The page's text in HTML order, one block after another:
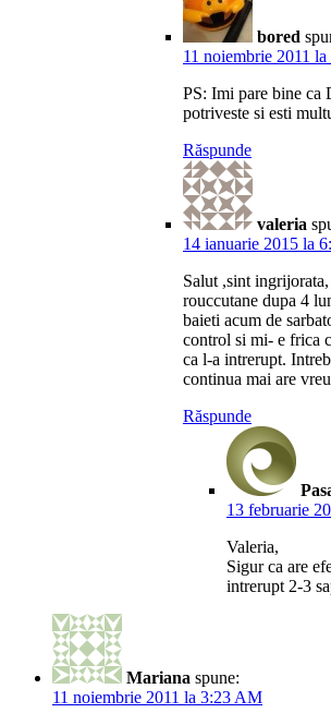
bored
11 noiembrie 2011
PS: Imi pare bine ca
potriveste si esti
Răspunde
valeria
14 ianuarie 2015 la
Salut ,sint
rouccutane dupa 4
baieti acum de
control si mi- e frica
ca l-a intrerupt.
continua mai are
Răspunde
13 februarie
Valeria,
Sigur ca are
intrerupt 2-3
Mariana spune:
11 noiembrie 2011 la 3:23 AM